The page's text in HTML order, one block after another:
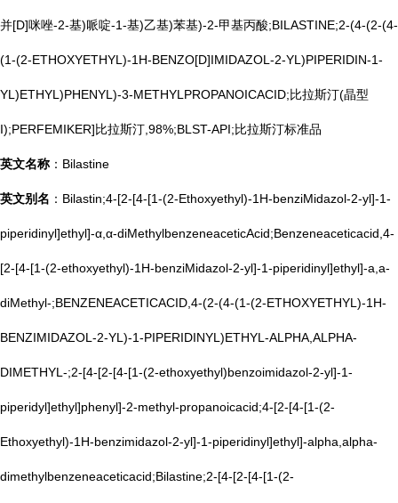
并[D]咪唑-2-基)哌啶-1-基)乙基)苯基)-2-甲基丙酸;BILASTINE;2-(4-(2-(4-
(1-(2-ETHOXYETHYL)-1H-BENZO[D]IMIDAZOL-2-YL)PIPERIDIN-1-
YL)ETHYL)PHENYL)-3-METHYLPROPANOICACID;比拉斯汀(晶型
I);PERFEMIKER]比拉斯汀,98%;BLST-API;比拉斯汀标准品
英文名称 ：Bilastine
英文别名 ：Bilastin;4-[2-[4-[1-(2-Ethoxyethyl)-1H-benziMidazol-2-yl]-1-
piperidinyl]ethyl]-α,α-diMethylbenzeneaceticAcid;Benzeneaceticacid,4-
[2-[4-[1-(2-ethoxyethyl)-1H-benziMidazol-2-yl]-1-piperidinyl]ethyl]-a,a-
diMethyl-;BENZENEACETICACID,4-(2-(4-(1-(2-ETHOXYETHYL)-1H-
BENZIMIDAZOL-2-YL)-1-PIPERIDINYL)ETHYL-ALPHA,ALPHA-
DIMETHYL-;2-[4-[2-[4-[1-(2-ethoxyethyl)benzoimidazol-2-yl]-1-
piperidyl]ethyl]phenyl]-2-methyl-propanoicacid;4-[2-[4-[1-(2-
Ethoxyethyl)-1H-benzimidazol-2-yl]-1-piperidinyl]ethyl]-alpha,alpha-
dimethylbenzeneaceticacid;Bilastine;2-[4-[2-[4-[1-(2-